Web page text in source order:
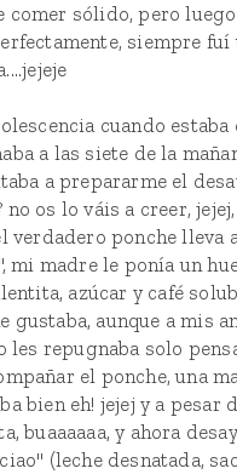
comer sólido, pero
siempre fuí
cuando
a las siete de la
a prepararme el
no os lo váis a creer,
verdadero ponche lleva
mi madre le ponía un
azúcar y café
gustaba, aunque a mis
repugnaba solo
el ponche, una
bien eh! jejej y a pesar
buaaaaaa, y ahora
(leche desnatada,